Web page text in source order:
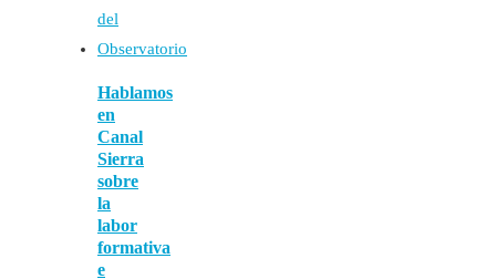
Hablamos
en
Canal
Sierra
sobre
la
labor
formativa
e